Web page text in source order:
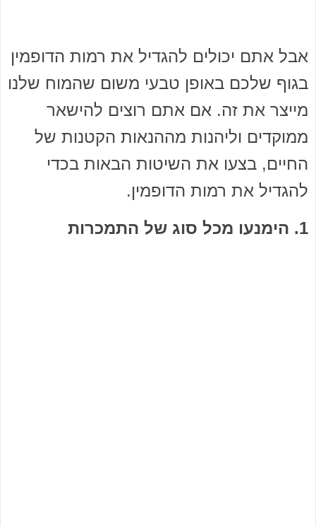
אבל אתם יכולים להגדיל את רמות הדופמין
בגוף שלכם באופן טבעי משום שהמוח שלנו
מייצר את זה. אם אתם רוצים להישאר
ממוקדים וליהנות מההנאות הקטנות של
החיים, בצעו את השיטות הבאות בכדי
להגדיל את רמות הדופמין.
1. הימנעו מכל סוג של התמכרות